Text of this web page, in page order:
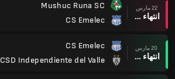
22 مارس
انتهاء وقت المباراة
Mushuc Runa SC
CS Emelec
20 مارس
انتهاء وقت المباراة
CS Emelec
CSD Independiente del Valle